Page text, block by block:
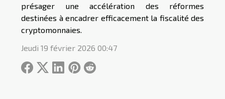
présager une accélération des réformes
destinées à encadrer efficacement la fiscalité des
cryptomonnaies.
Jeudi 19 février 2026 00:47